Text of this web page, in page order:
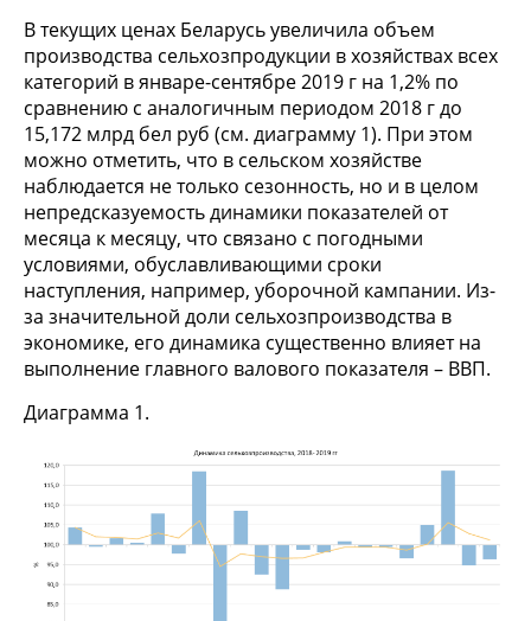
В текущих ценах Беларусь увеличила объем
производства сельхозпродукции в хозяйствах всех
категорий в январе-сентябре 2019 г на 1,2% по
сравнению с аналогичным периодом 2018 г до
15,172 млрд бел руб (см. диаграмму 1). При этом
можно отметить, что в сельском хозяйстве
наблюдается не только сезонность, но и в целом
непредсказуемость динамики показателей от
месяца к месяцу, что связано с погодными
условиями, обуславливающими сроки
наступления, например, уборочной кампании. Из-
за значительной доли сельхозпроизводства в
экономике, его динамика существенно влияет на
выполнение главного валового показателя – ВВП.
Диаграмма 1.